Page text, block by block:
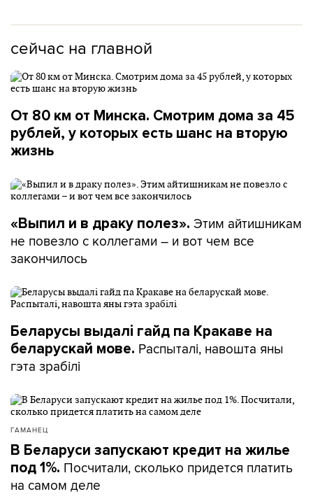
сейчас на главной
От 80 км от Минска. Смотрим дома за 45
рублей, у которых есть шанс на вторую
жизнь
«Выпил и в драку полез». Этим айтишникам
не повезло с коллегами – и вот чем все
закончилось
Беларусы выдалі гайд па Кракаве на
беларускай мове. Распыталі, навошта яны
гэта зрабілі
ГАМАНЕЦ
В Беларуси запускают кредит на жилье
под 1%. Посчитали, сколько придется платить
на самом деле